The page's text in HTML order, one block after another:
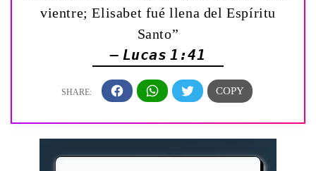
vientre; Elisabet fué llena del Espíritu
Santo”
— Lucas 1:41